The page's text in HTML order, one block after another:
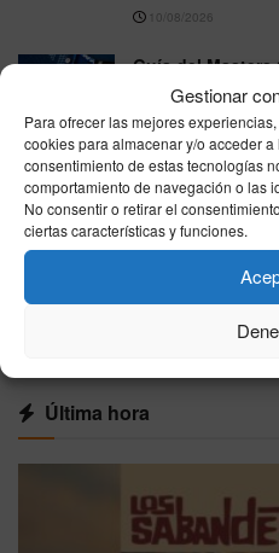
Gestionar
Para ofrecer las mejores
cookies para almacenar y/o acceder
consentimiento de estas tecnologías
comportamiento de navegación o las
No consentir o retirar el
ciertas características y funciones.
10/08/2026
Guía del Masters
fechas, premios
directo y la baja
08/08/2026
Rafa Jódar – Jiri
los octavos del
07/08/2026
VER
Última hora